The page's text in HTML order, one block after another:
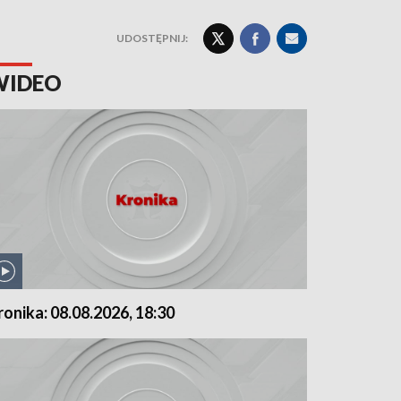
UDOSTĘPNIJ:
08.08.2026, 18:30